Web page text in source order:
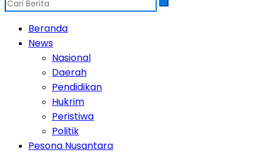
Beranda
News
Nasional
Daerah
Pendidikan
Hukrim
Peristiwa
Politik
Pesona Nusantara